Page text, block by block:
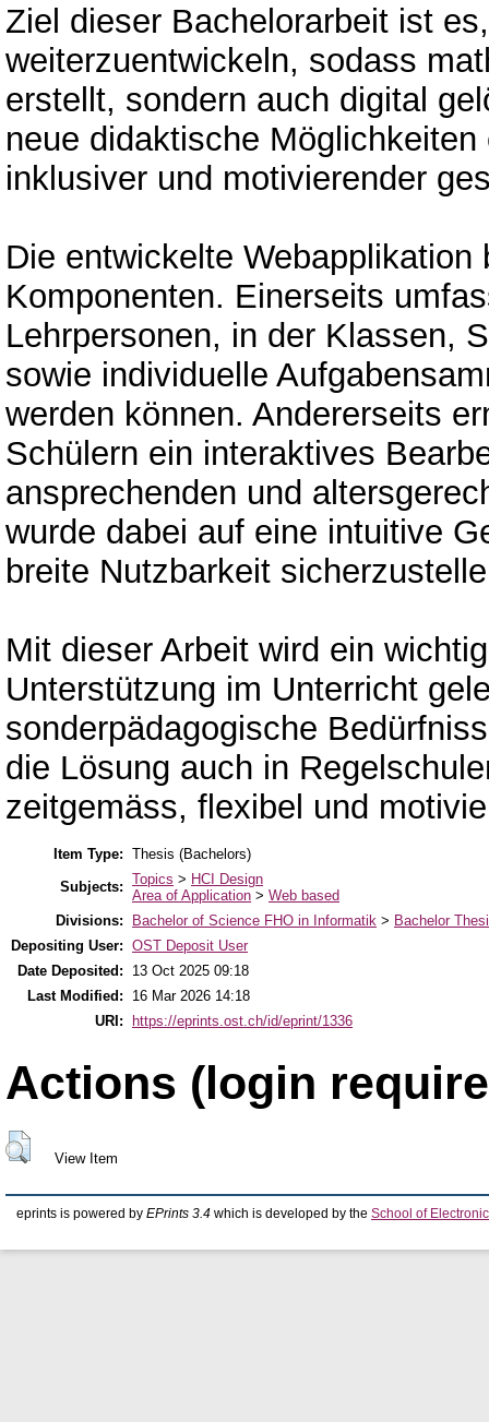
Ziel dieser Bachelorarbeit ist
weiterzuentwickeln, sodass
erstellt, sondern auch digital
neue didaktische
inklusiver und motivierender
Die entwickelte
Komponenten. Einerseits
Lehrpersonen, in der Klassen,
sowie individuelle
werden können. Andererseits
Schülern ein interaktives
ansprechenden und
wurde dabei auf eine intuitive
breite Nutzbarkeit
Mit dieser Arbeit wird ein
Unterstützung im Unterricht
sonderpädagogische
die Lösung auch in
zeitgemäss, flexibel und
Item Type: Thesis (Bachelors)
Subjects: Topics > HCI Design
Area of Application > Web based
Divisions:
Bachelor of Science FHO in Informatik > Bachelor
Depositing User: OST Deposit User
Date Deposited:
13 Oct 2025 09:18
Last Modified:
16 Mar 2026 14:18
URI:
https://eprints.ost.ch/id/eprint/1336
Actions (login
View Item
eprints is powered by EPrints 3.4 which is developed by the School of